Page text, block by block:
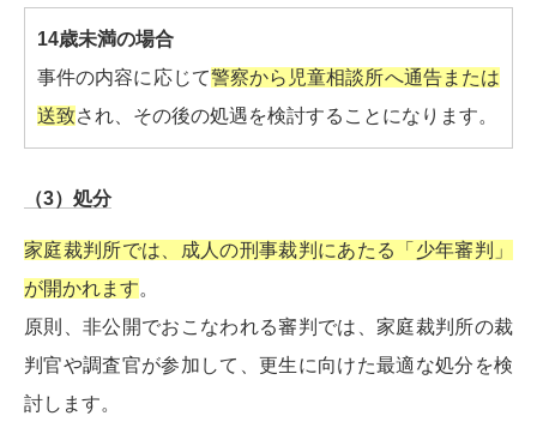
14歳未満の場合
事件の内容に応じて警察から児童相談所へ通告または
送致され、その後の処遇を検討することになります。
（3）処分
家庭裁判所では、成人の刑事裁判にあたる「少年審判」
が開かれます。
原則、非公開でおこなわれる審判では、家庭裁判所の裁
判官や調査官が参加して、更生に向けた最適な処分を検
討します。